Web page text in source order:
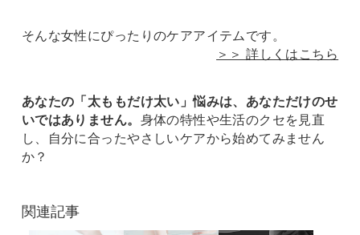
そんな女性にぴったりのケアアイテムです。
＞＞ 詳しくはこちら
あなたの「太ももだけ太い」悩みは、あなただけのせ
いではありません。 身体の特性や生活のクセを見直
し、自分に合ったやさしいケアから始めてみません
か？
関連記事